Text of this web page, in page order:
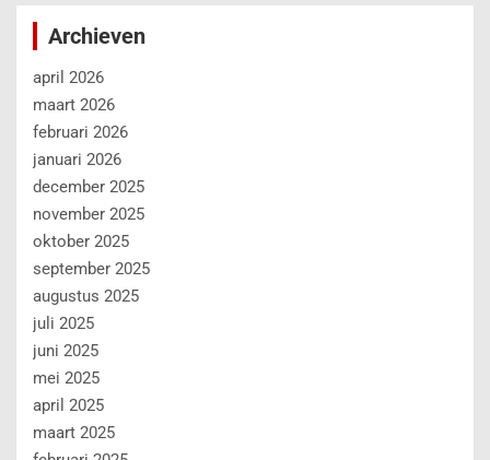
Archieven
april 2026
maart 2026
februari 2026
januari 2026
december 2025
november 2025
oktober 2025
september 2025
augustus 2025
juli 2025
juni 2025
mei 2025
april 2025
maart 2025